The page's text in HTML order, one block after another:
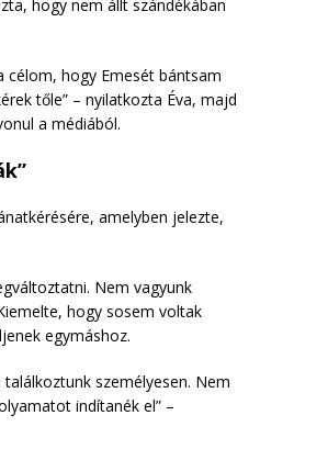
hogy nem állt szándékában
célom, hogy Emesét bántsam
tőle” – nyilatkozta Éva, majd
a médiából.
amelyben jelezte,
Nem vagyunk
hogy sosem voltak
egymáshoz.
személyesen. Nem
indítanék el” –